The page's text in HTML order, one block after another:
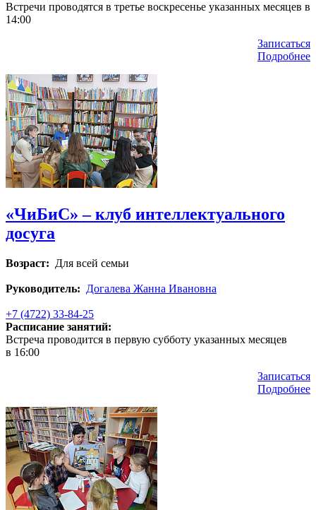
Встречи проводятся в третье воскресенье указанных месяцев в
14:00
Записаться
Подробнее
«ЧиБиС» – клуб интеллектуального
досуга
Возраст: Для всей семьи
Руководитель: Догалева Жанна Ивановна
+7 (4722) 33-84-25
Расписание занятий:
Встреча проводится в первую субботу указанных месяцев
в 16:00
Записаться
Подробнее